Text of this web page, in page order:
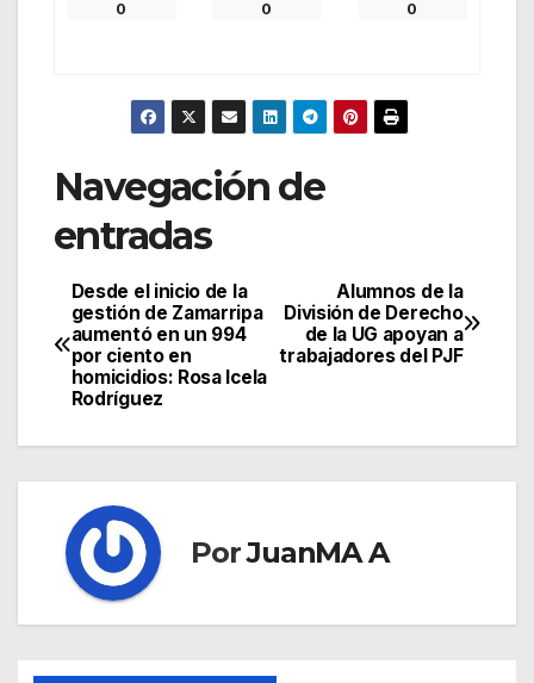
0 0 0
Navegación de
entradas
Alumnos de la
División de Derecho
de la UG apoyan a
trabajadores del PJF
Desde el inicio de la
gestión de Zamarripa
aumentó en un 994
por ciento en
homicidios: Rosa Icela
Rodríguez
PorJuanMA A